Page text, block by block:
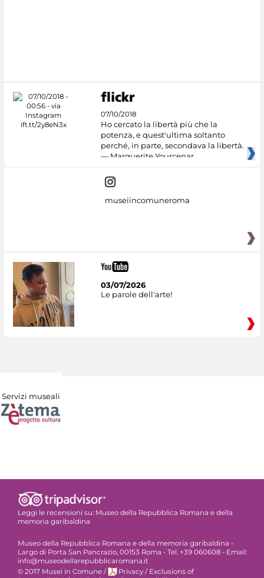
07/10/2018
Ho cercato la libertà più che la
potenza, e quest'ultima soltanto
perché, in parte, secondava la libertà.
— Marguerite Yourcenar
museiincomuneroma
03/07/2026
Le parole dell'arte!
Servizi museali
Leggi le recensioni su: Museo della Repubblica Romana e della
memoria garibaldina
Museo della Repubblica Romana e della memoria garibaldina -
Largo di Porta San Pancrazio, 00153 Roma - Tel. +39 060608 - Email:
info@museodellarepubblicaromana.it
© 2017 Musei in Comune / Privacy / Exclusions of